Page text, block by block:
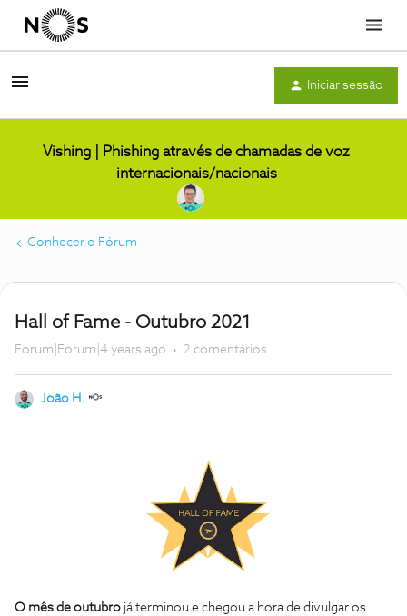
Menu
Iniciar sessão
Vishing | Phishing através de chamadas de voz
internacionais/nacionais
Conhecer o Fórum
Hall of Fame - Outubro 2021
Forum|Forum|4 years ago 2 comentários
João H.
O mês de outubro já terminou e chegou a hora de divulgar os